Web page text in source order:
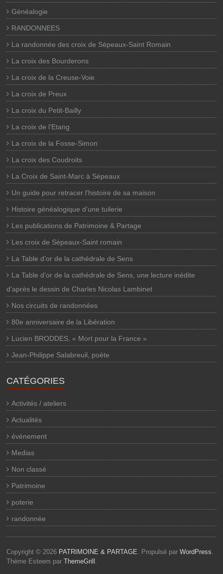
Généalogie
RANDONNEES
La randonnée des croix de Sépeaux-Saint Romain
La croix des Bourderons
La croix de la Creuse-Voie
La croix de Preux
La croix du Petit-Bailly
La croix de l’Etang
La croix de la Fosse-Simon
La croix des Coudroits
La Croix de Saint-Marc à Sépeaux
Un guide pour retracer l’histoire de sa maison
Histoire généalogique d’une tuilerie
Les publications de Patrimoine & Partage
Les croix de Sépeaux-Saint romain
La Table d’or de la cathédrale de Sens
La Table d’or de la cathédrale de Sens, une lecture inédite
d’après le dessin de Charles Nicolas Lambinet
Nos circuits de randonnées
80e anniversaire de la Libération
Lucien BRODDES, « Mort pour la France »
Jean-Philippe Salabreuil, poète
CATÉGORIES
Activités / ateliers
Actualités
évènement
Medias
Non classé
Patrimoine
poterie
randonnée
Copyright © 2026 PATRIMOINE & PARTAGE. Propulsé parWordPress.
Thème Esteem parThemeGrill .